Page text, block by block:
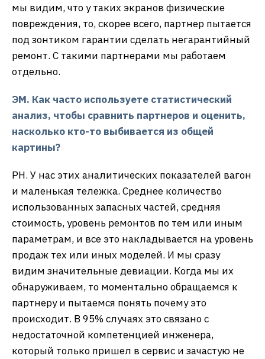
мы видим, что у таких экранов физические
повреждения, то, скорее всего, партнер пытается
под зонтиком гарантии сделать негарантийный
ремонт. С такими партнерами мы работаем
отдельно.
ЭМ. Как часто используете статистический
анализ, чтобы сравнить партнеров и оценить,
насколько кто-то выбивается из общей
картины?
РН. У нас этих аналитических показателей вагон
и маленькая тележка. Среднее количество
использованных запасных частей, средняя
стоимость, уровень ремонтов по тем или иным
параметрам, и все это накладывается на уровень
продаж тех или иных моделей. И мы сразу
видим значительные девиации. Когда мы их
обнаруживаем, то моментально обращаемся к
партнеру и пытаемся понять почему это
происходит. В 95% случаях это связано с
недостаточной компетенцией инженера,
который только пришел в сервис и зачастую не